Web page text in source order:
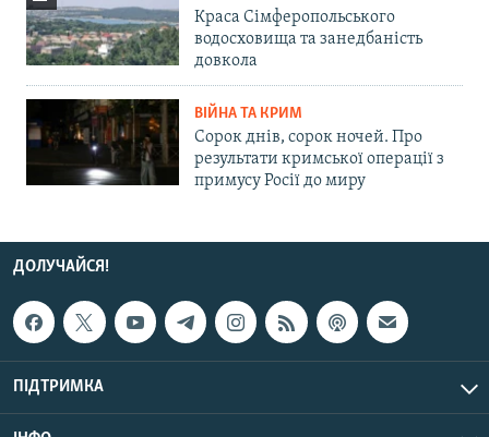
Краса Сімферопольського
водосховища та занедбаність
довкола
ВІЙНА ТА КРИМ
Сорок днів, сорок ночей. Про
результати кримської операції з
примусу Росії до миру
ДОЛУЧАЙСЯ!
ПІДТРИМКА